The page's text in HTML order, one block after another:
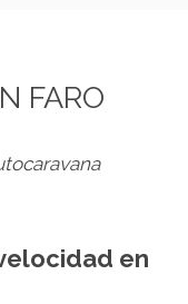
FARO
en